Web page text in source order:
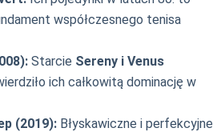
współczesnego tenisa
Starcie Sereny i Venus
ich całkowitą dominację w
(2019): Błyskawiczne i perfekcyjne